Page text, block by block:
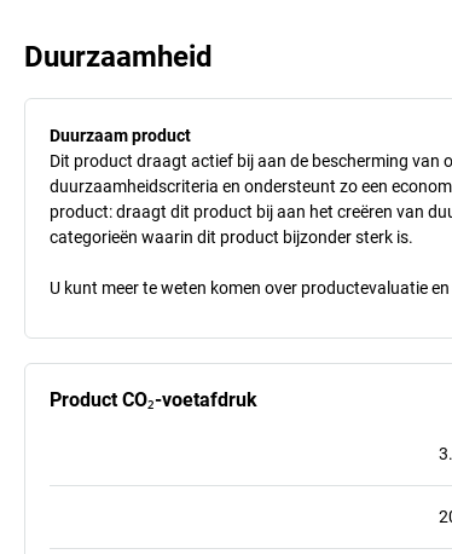
Duurzaamheid
Duurzaam product
Dit product draagt actief bij aan de bescherming van
duurzaamheidscriteria en ondersteunt zo een
product: draagt dit product bij aan het creëren van
categorieën waarin dit product bijzonder sterk is.
U kunt meer te weten komen over productevaluatie
Product CO₂-voetafdruk